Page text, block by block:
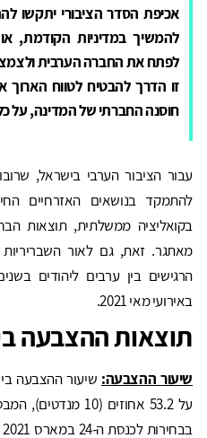
אכיפת הסדר הציבורי יתקשו
להמשיך במדיניות הקודמת,
לפתח את החברה הערבית
זו הדרך להבטיח לטווח הארוך
חוסנה החברתי של המדינה, על
עבור הציבור הערבי בישראל,
להתמקד בנושאים האזרחיים
מאתגר. זאת, גם לאור השבריריות
הרגישים בין ערבים ליהודים
באירועי מאי 2021.
תוצאות ההצבעה
שיעור ההצבעה:
על 53.2 אחוזים